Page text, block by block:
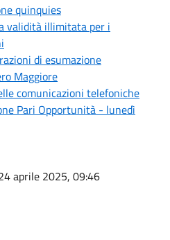
quinquies
validità illimitata per i
di esumazione
Maggiore
comunicazioni telefoniche
Pari Opportunità - lunedì
aprile 2025, 09:46